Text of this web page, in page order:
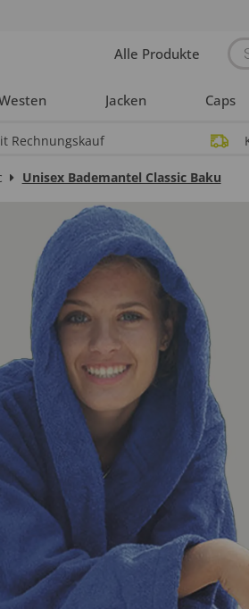
Alle Produkte
Jacken Caps
Rechnungskauf
Unisex Bademantel Classic Baku